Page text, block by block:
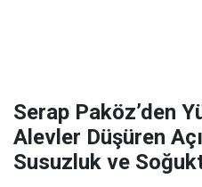
Serap Paköz’den
Alevler Düşüren
Susuzluk ve